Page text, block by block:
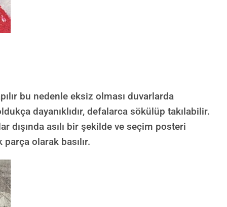
bu nedenle eksiz olması duvarlarda
dayanıklıdır, defalarca sökülüp takılabilir.
dışında asılı bir şekilde ve seçim posteri
olarak basılır.